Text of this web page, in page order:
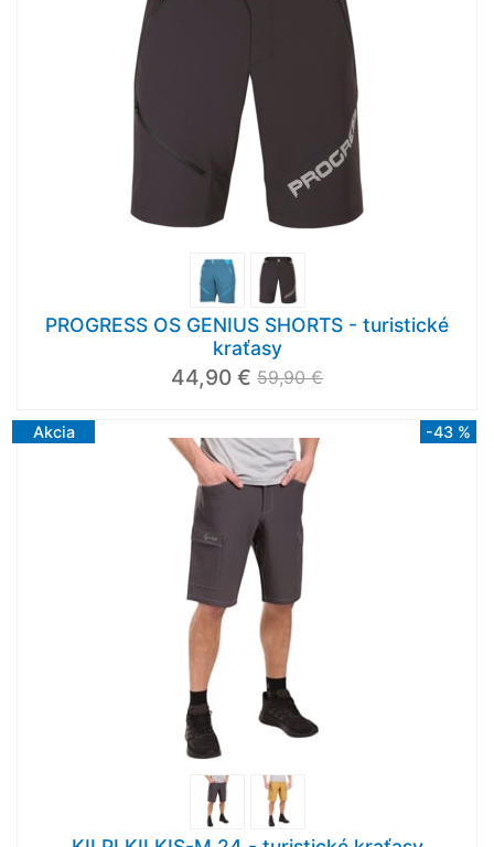
PROGRESS OS GENIUS SHORTS - turistické
kraťasy
44,90 € 59,90 €
Akcia -43 %